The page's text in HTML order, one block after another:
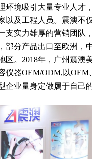
环境吸引大量专业人才
以及工程人员。震澳不
支实力雄厚的营销团队
部分产品出口至欧洲，
区。2018年，广州震澳
仪器OEM/ODM,以OEM
企业量身定做属于自己